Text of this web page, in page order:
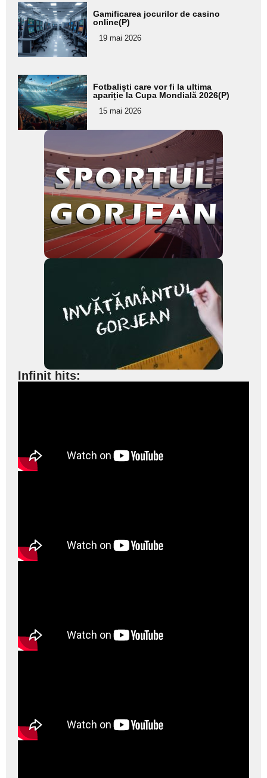
Adaugă
aici textul
pentru
subtitlu
Gamificarea jocurilor de casino
online(P)
19 mai 2026
Adaugă
aici textul
pentru
subtitlu
Fotbaliști care vor fi la ultima
apariție la Cupa Mondială 2026(P)
15 mai 2026
Infinit hits: